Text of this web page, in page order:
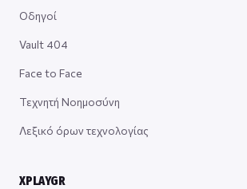
Οδηγοί
Vault 404
Face to Face
Τεχνητή Νοημοσύνη
Λεξικό όρων τεχνολογίας
XPLAYGR